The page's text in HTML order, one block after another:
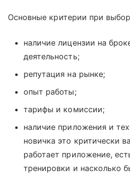
Основные критерии при
наличие лицензии на
деятельность;
репутация на рынке;
опыт работы;
тарифы и комиссии;
наличие приложения и
новичка это критически
работает приложение,
тренировки и насколько